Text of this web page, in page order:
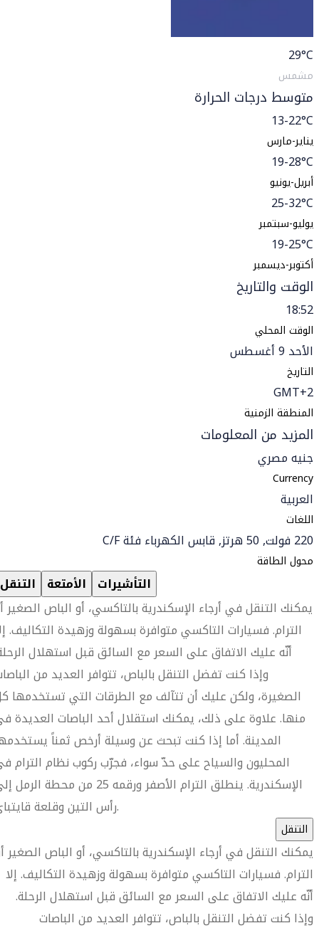
29°C
مشمس
متوسط درجات الحرارة
13-22°C
يناير-مارس
19-28°C
أبريل-يونيو
25-32°C
يوليو-سبتمبر
19-25°C
أكتوبر-ديسمبر
الوقت والتاريخ
18:52
الوقت المحلي
الأحد 9 أغسطس
التاريخ
GMT+2
المنطقة الزمنية
المزيد من المعلومات
جنيه مصري
Currency
العربية
اللغات
220 فولت, 50 هرتز, قابس الكهرباء فئة C/F
محول الطاقة
التنقل الأمتعة التأشيرات
يمكنك التنقل في أرجاء الإسكندرية بالتاكسي، أو الباص الصغير
الترام. فسيارات التاكسي متوافرة بسهولة وزهيدة التكاليف.
أنّه عليك الاتفاق على السعر مع السائق قبل استهلال
وإذا كنت تفضل التنقل بالباص، تتوافر العديد من
الصغيرة، ولكن عليك أن تتآلف مع الطرقات التي تستخدمها
منها. علاوة على ذلك، يمكنك استقلال أحد الباصات العديدة
المدينة. أما إذا كنت تبحث عن وسيلة أرخص ثمناً
المحليون والسياح على حدّ سواء، فجرّب ركوب نظام الترام
الإسكندرية. ينطلق الترام الأصفر ورقمه 25 من محطة
رأس التين وقلعة قايتباي.
التنقل
يمكنك التنقل في أرجاء الإسكندرية بالتاكسي، أو الباص الصغير
الترام. فسيارات التاكسي متوافرة بسهولة وزهيدة التكاليف. إلا
أنّه عليك الاتفاق على السعر مع السائق قبل استهلال الرحلة.
وإذا كنت تفضل التنقل بالباص، تتوافر العديد من الباصات